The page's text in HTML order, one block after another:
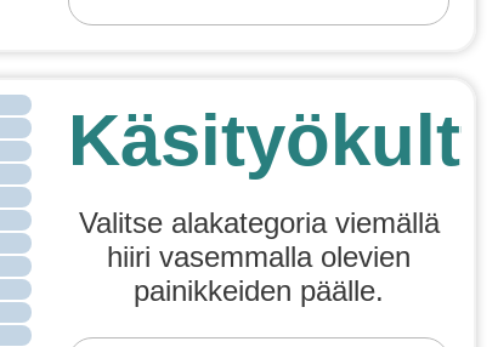
Valitse alakategoria viemällä
hiiri vasemmalla olevien
painikkeiden päälle.